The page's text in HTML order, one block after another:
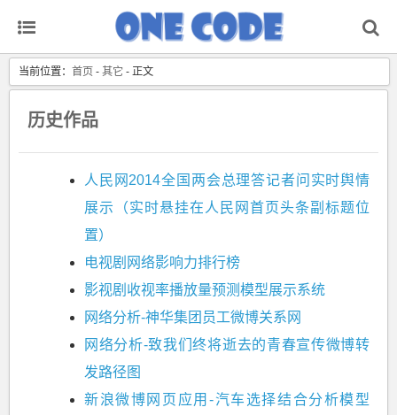
当前位置： 首页 - 其它 - 正文
历史作品
人民网2014全国两会总理答记者问实时舆情
展示（实时悬挂在人民网首页头条副标题位
置）
电视剧网络影响力排行榜
影视剧收视率播放量预测模型展示系统
网络分析-神华集团员工微博关系网
网络分析-致我们终将逝去的青春宣传微博转
发路径图
新浪微博网页应用-汽车选择结合分析模型